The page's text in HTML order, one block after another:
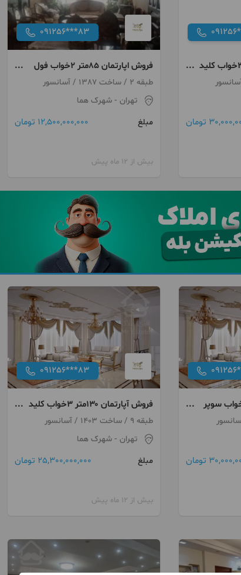
فروش آپارتمان ۱۴۵متر ۳خواب کلید
هما
تومان
091256***83
فروش اپارتمان ۸۵متر ۲خواب فول
امکانات شهرک هما
طبقه 2 / ساخت 1387 / آسانسور
تهران- شهرک هما
مبلغ
12,500,000,000 تومان
بیش از 12 ماه پیش
و تهاتر ۱۴۰متر ۳خواب سوپر
تومان
091256***83
فروش آپارتمان ۱۳۰متر ۳خواب کلید
نخورده لاکچری شهرک هما
طبقه 9 / ساخت 1403 / آسانسور
تهران- شهرک هما
مبلغ
25,300,000,000 تومان
بیش از 12 ماه پیش